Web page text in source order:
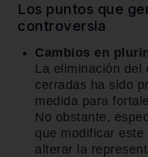
Los puntos que
controversia
Cambios en
La eliminación del
cerradas ha sido
medida para
No obstante,
que modificar
alterar la